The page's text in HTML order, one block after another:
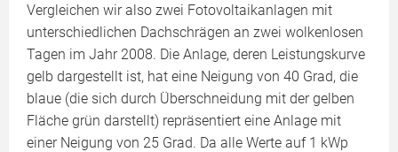
Vergleichen wir also zwei Fotovoltaikanlagen mit
unterschiedlichen Dachschrägen an zwei wolkenlosen
Tagen im Jahr 2008. Die Anlage, deren Leistungskurve
gelb dargestellt ist, hat eine Neigung von 40 Grad, die
blaue (die sich durch Überschneidung mit der gelben
Fläche grün darstellt) repräsentiert eine Anlage mit
einer Neigung von 25 Grad. Da alle Werte auf 1 kWp